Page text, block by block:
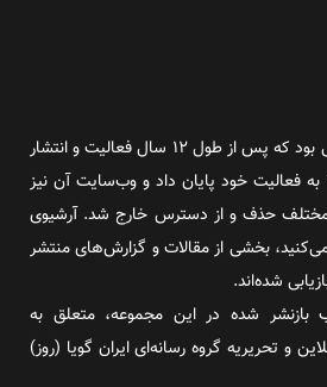
روز آنلاین روزنامه‌ای اینترنتی بود که پس از طول ۱۲ سال فعالیت و انتشار
۲۵۰۰ شماره، در سال ۲۰۱۶ به فعالیت خود پایان داد و وب‌سایت آن نیز
مختلف حذف و از دسترس خارج شد. آرشیوی
بخشی از مقالات و گزارش‌های منتشر
شده‌اند.
بازنشر شده در این مجموعه، متعلق به
و تحریریه گروه رسانه‌ای ایران گویا (روز)